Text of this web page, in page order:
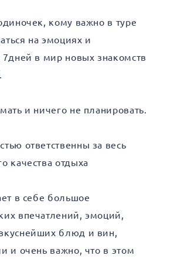
кому важно в туре
на эмоциях и
7дней в мир новых знакомств
и ничего не планировать.
ответственны за весь
качества отдыха
в себе большое
впечатлений, эмоций,
блюд и вин,
и очень важно, что в этом